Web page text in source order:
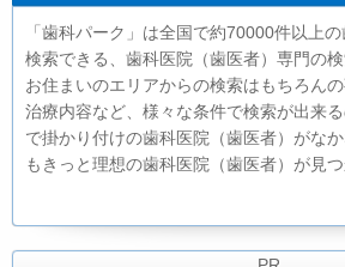
「歯科パーク」は全国で約70000件以上
検索できる、歯科医院（歯医者）専門の検
お住まいのエリアからの検索はもちろん
治療内容など、様々な条件で検索が出来
で掛かり付けの歯科医院（歯医者）がな
もきっと理想の歯科医院（歯医者）が見つ